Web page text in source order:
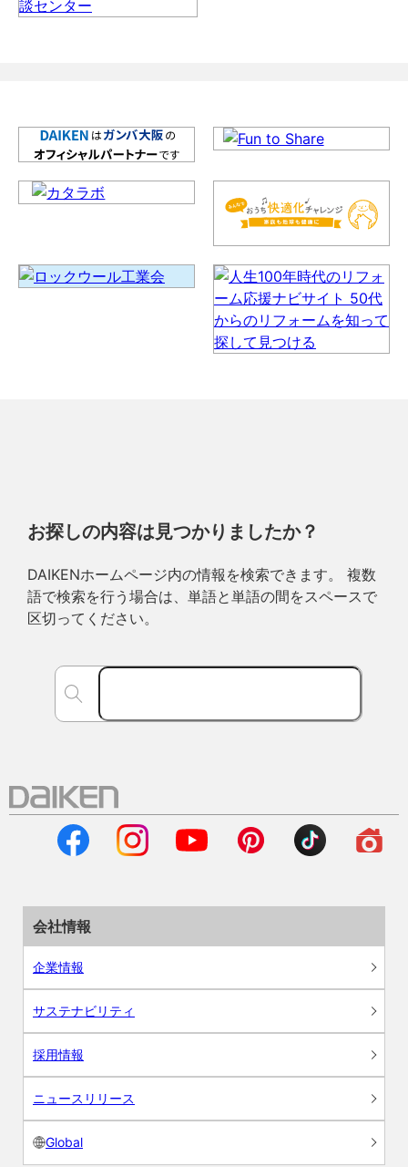
お探しの内容は見つかりましたか？
DAIKENホームページ内の情報を検索できます。 複数
語で検索を行う場合は、単語と単語の間をスペースで
区切ってください。
会社情報
企業情報
サステナビリティ
採用情報
ニュースリリース
Global